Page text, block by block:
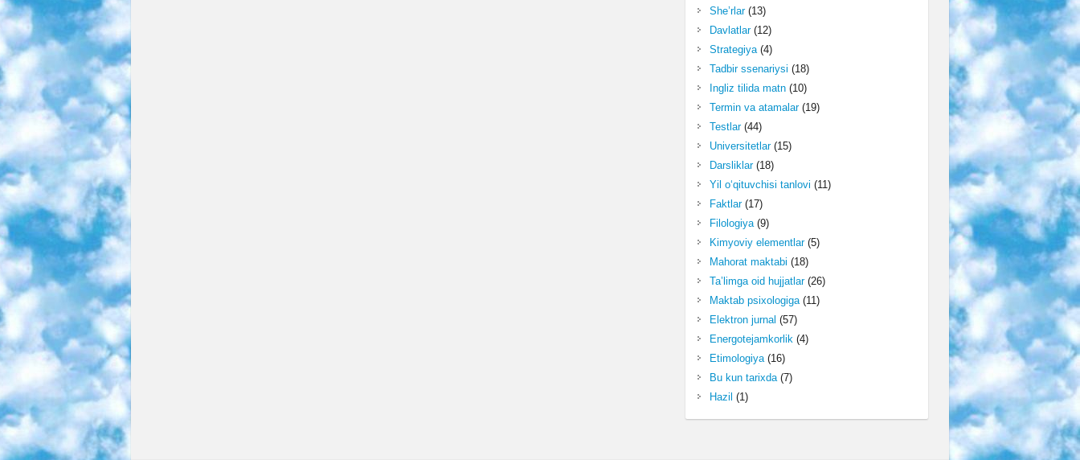
She’rlar(13)
Davlatlar(12)
Strategiya(4)
Tadbir ssenariysi (18)
Ingliz tilida matn(10)
Termin va atamalar(19)
Testlar(44)
Universitetlar(15)
Darsliklar(18)
Yil o‘qituvchisi tanlovi (11)
Faktlar(17)
Filologiya(9)
Kimyoviy elementlar(5)
Mahorat maktabi (18)
Ta’limga oid hujjatlar(26)
Maktab psixologiga(11)
Elektron jurnal (57)
Energotejamkorlik(4)
Etimologiya(16)
Bu kun tarixda(7)
Hazil (1)